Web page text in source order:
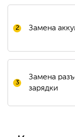
2 Замена
3
Замена
зарядки